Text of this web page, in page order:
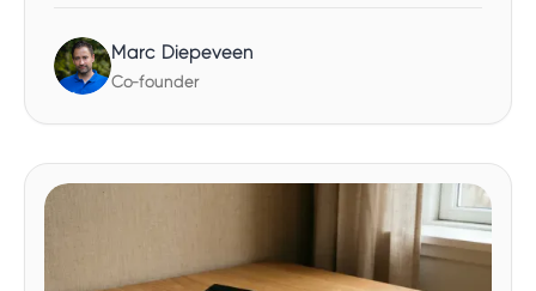
Marc Diepeveen
Co-founder